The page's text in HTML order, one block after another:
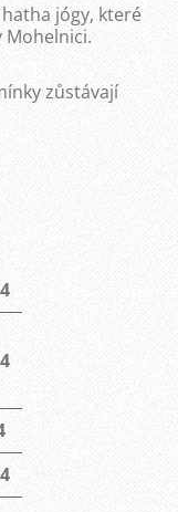
jógy, které
Mohelnici.
zůstávají